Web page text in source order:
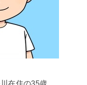
在住の35歳